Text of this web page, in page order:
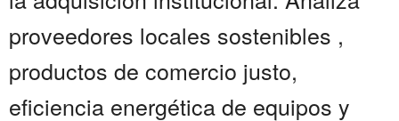
proveedores locales sostenibles ,
productos de comercio justo,
eficiencia energética de equipos y